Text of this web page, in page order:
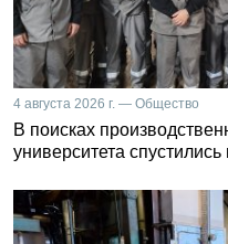
4 августа 2026 г. — Общество
В поисках
университета спустились